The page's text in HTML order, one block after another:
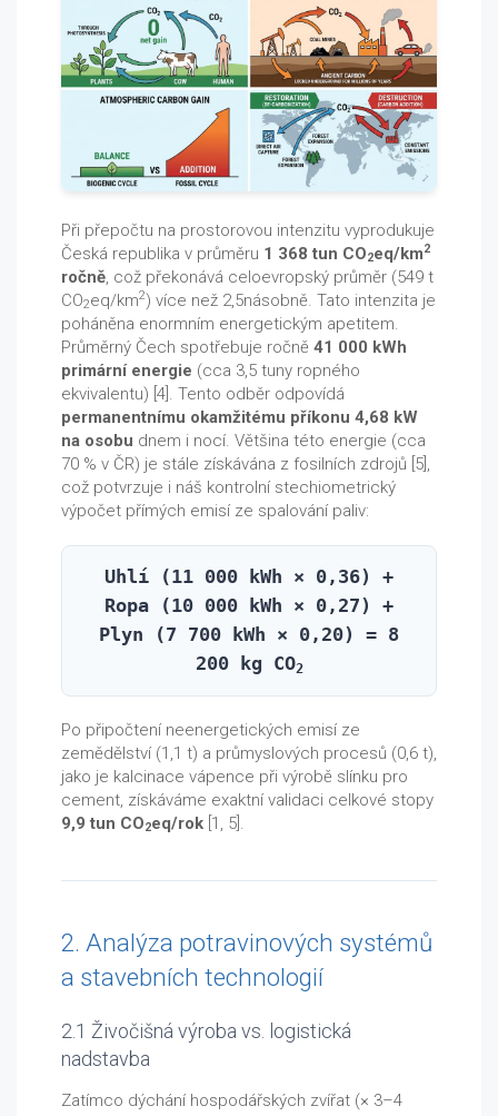
Při přepočtu na prostorovou intenzitu vyprodukuje
Česká republika v průměru 1 368 tun CO2eq/km2
ročně , což překonává celoevropský průměr (549 t
CO2eq/km2) více než 2,5násobně. Tato intenzita je
poháněna enormním energetickým apetitem.
Průměrný Čech spotřebuje ročně 41 000 kWh
primární energie (cca 3,5 tuny ropného
ekvivalentu) [4]. Tento odběr odpovídá
permanentnímu okamžitému příkonu 4,68 kW
na osobu dnem i nocí. Většina této energie (cca
70 % v ČR) je stále získávána z fosilních zdrojů [5],
což potvrzuje i náš kontrolní stechiometrický
výpočet přímých emisí ze spalování paliv:
Uhlí (11 000 kWh × 0,36) +
Ropa (10 000 kWh × 0,27) +
Plyn (7 700 kWh × 0,20) = 8
200 kg CO2
Po připočtení neenergetických emisí ze
zemědělství (1,1 t) a průmyslových procesů (0,6 t),
jako je kalcinace vápence při výrobě slínku pro
cement, získáváme exaktní validaci celkové stopy
9,9 tun CO2eq/rok [1, 5].
2. Analýza potravinových systémů
a stavebních technologií
2.1 Živočišná výroba vs. logistická
nadstavba
Zatímco dýchání hospodářských zvířat (× 3–4